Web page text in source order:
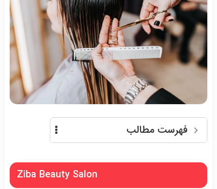
فهرست مطالب
Ziba Beauty Salon